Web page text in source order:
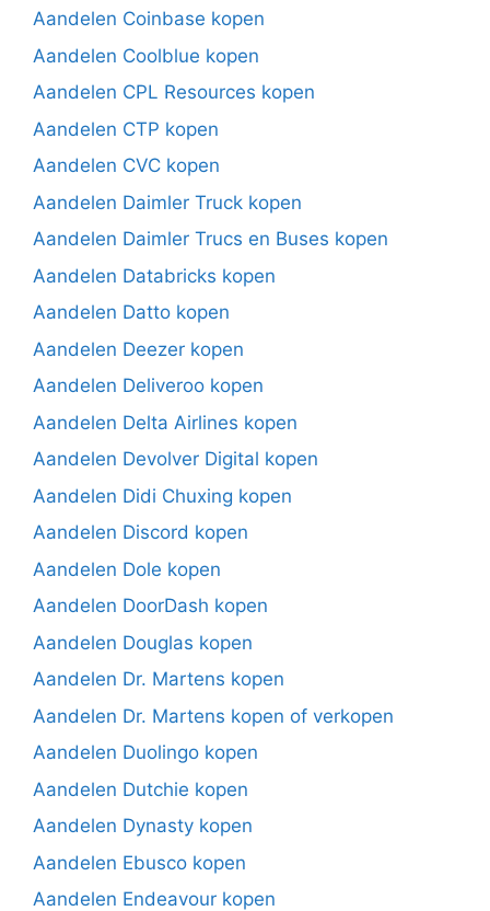
Aandelen Coinbase kopen
Aandelen Coolblue kopen
Aandelen CPL Resources kopen
Aandelen CTP kopen
Aandelen CVC kopen
Aandelen Daimler Truck kopen
Aandelen Daimler Trucs en Buses kopen
Aandelen Databricks kopen
Aandelen Datto kopen
Aandelen Deezer kopen
Aandelen Deliveroo kopen
Aandelen Delta Airlines kopen
Aandelen Devolver Digital kopen
Aandelen Didi Chuxing kopen
Aandelen Discord kopen
Aandelen Dole kopen
Aandelen DoorDash kopen
Aandelen Douglas kopen
Aandelen Dr. Martens kopen
Aandelen Dr. Martens kopen of verkopen
Aandelen Duolingo kopen
Aandelen Dutchie kopen
Aandelen Dynasty kopen
Aandelen Ebusco kopen
Aandelen Endeavour kopen